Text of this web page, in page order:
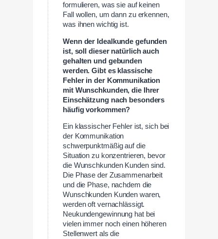
formulieren, was sie auf keinen
Fall wollen, um dann zu erkennen,
was ihnen wichtig ist.
Wenn der Idealkunde gefunden
ist, soll dieser natürlich auch
gehalten und gebunden
werden. Gibt es klassische
Fehler in der Kommunikation
mit Wunschkunden, die Ihrer
Einschätzung nach besonders
häufig vorkommen?
Ein klassischer Fehler ist, sich bei
der Kommunikation
schwerpunktmäßig auf die
Situation zu konzentrieren, bevor
die Wunschkunden Kunden sind.
Die Phase der Zusammenarbeit
und die Phase, nachdem die
Wunschkunden Kunden waren,
werden oft vernachlässigt.
Neukundengewinnung hat bei
vielen immer noch einen höheren
Stellenwert als die